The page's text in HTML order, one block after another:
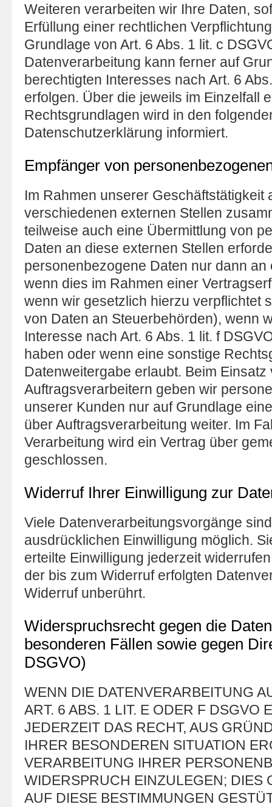
Weiteren verarbeiten wir Ihre Daten,
Erfüllung einer rechtlichen
Grundlage von Art. 6 Abs. 1 lit. c
Datenverarbeitung kann ferner auf
berechtigten Interesses nach Art. 6
erfolgen. Über die jeweils im Einzelfall
Rechtsgrundlagen wird in den
Datenschutzerklärung informiert.
Empfänger von
Im Rahmen unserer Geschäftstätigkeit
verschiedenen externen Stellen
teilweise auch eine Übermittlung von
Daten an diese externen Stellen
personenbezogene Daten nur dann an
wenn dies im Rahmen einer
wenn wir gesetzlich hierzu verpflichtet
von Daten an Steuerbehörden), wenn
Interesse nach Art. 6 Abs. 1 lit. f
haben oder wenn eine sonstige
Datenweitergabe erlaubt. Beim Einsatz
Auftragsverarbeitern geben wir
unserer Kunden nur auf Grundlage
über Auftragsverarbeitung weiter. Im
Verarbeitung wird ein Vertrag über
geschlossen.
Widerruf Ihrer Einwilligung zur
Viele Datenverarbeitungsvorgänge
ausdrücklichen Einwilligung möglich.
erteilte Einwilligung jederzeit
der bis zum Widerruf erfolgten
Widerruf unberührt.
Widerspruchsrecht gegen die
besonderen Fällen sowie gegen
DSGVO)
WENN DIE DATENVERARBEITUNG
ART. 6 ABS. 1 LIT. E ODER F DSGVO
JEDERZEIT DAS RECHT, AUS
IHRER BESONDEREN SITUATION
VERARBEITUNG IHRER
WIDERSPRUCH EINZULEGEN; DIES
AUF DIESE BESTIMMUNGEN